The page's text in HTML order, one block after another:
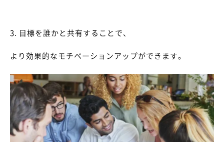
3. 目標を誰かと共有することで、
より効果的なモチベーションアップができます。